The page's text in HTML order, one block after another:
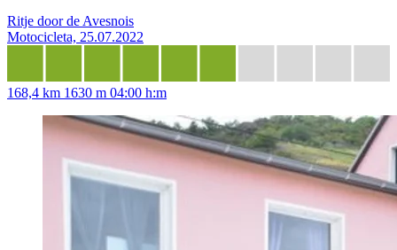
Ritje door de Avesnois
Motocicleta, 25.07.2022
168,4 km 1630 m 04:00 h:m